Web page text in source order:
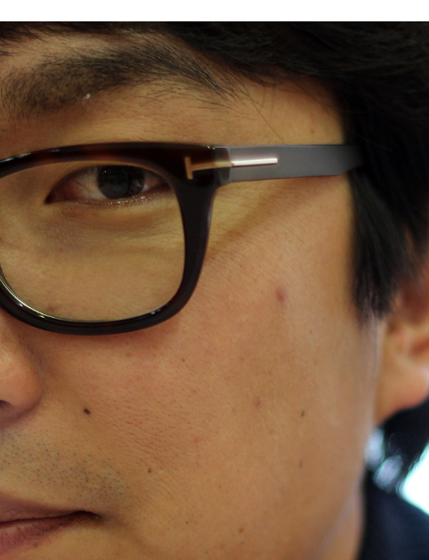
wadiz NEXT BRAND
와디즈 파트너 서비스
IP 라이선스 사업 신청
와디즈 스쿨
도움말센터
서포터클럽 멤버십
와디즈 블로그
브랜드 슬로건
협력 프로그램
와디즈 어워즈
성공 프로젝트